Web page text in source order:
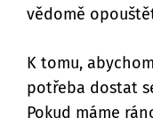
vědomě
K tomu,
potřeba dostat
Pokud máme